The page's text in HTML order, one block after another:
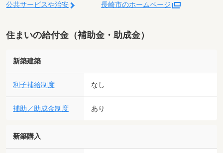
公共サービスや治安 長崎市のホームページ
住まいの給付金（補助金・助成金）
新築建築
利子補給制度 なし
補助／助成金制度 あり
新築購入